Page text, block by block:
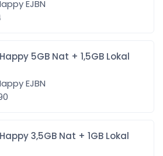
EJBN
EJBN